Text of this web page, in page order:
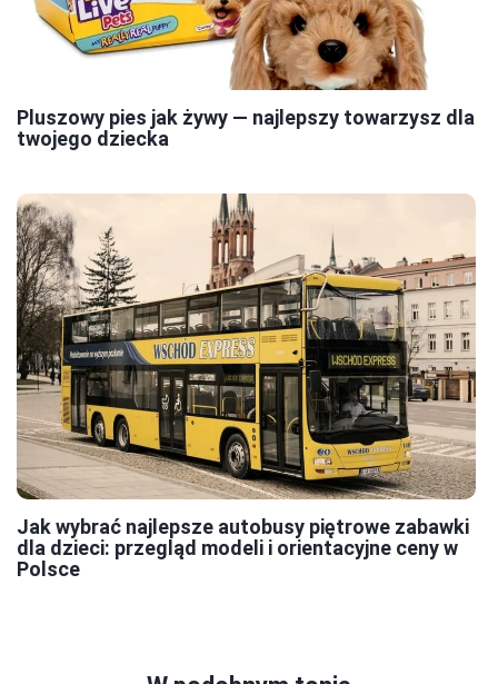
Pluszowy pies jak żywy — najlepszy towarzysz dla
twojego dziecka
Jak wybrać najlepsze autobusy piętrowe zabawki
dla dzieci: przegląd modeli i orientacyjne ceny w
Polsce